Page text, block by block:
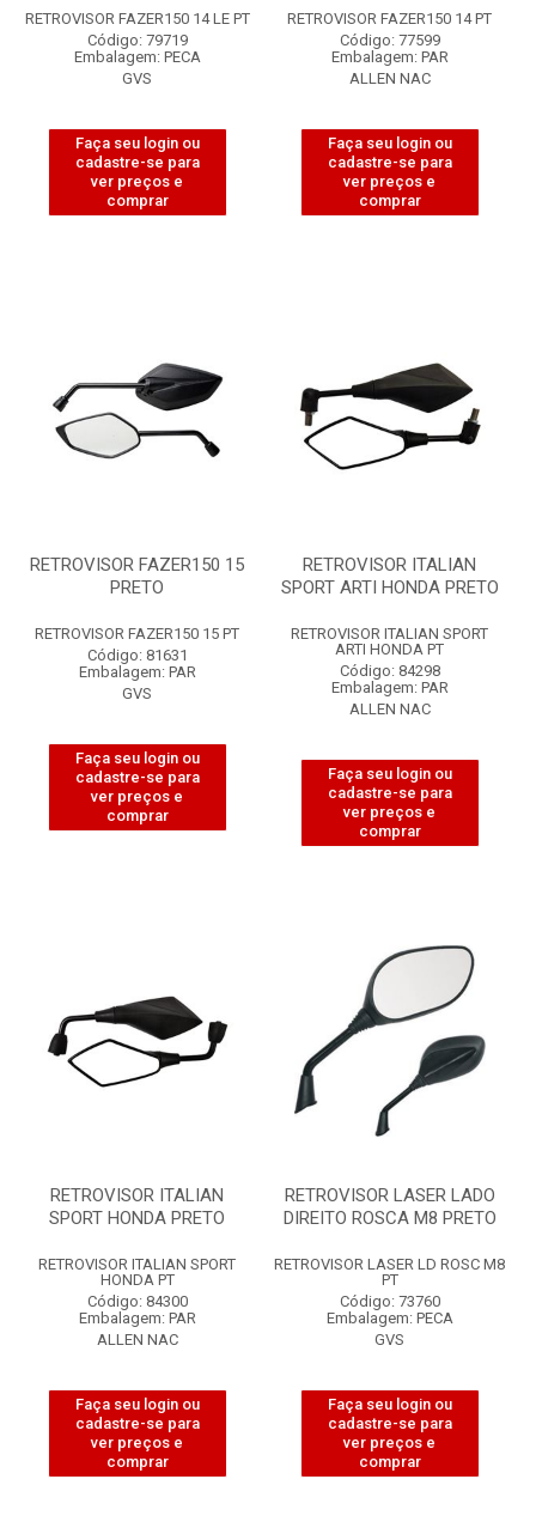
RETROVISOR FAZER150 14 LE PT
Código: 79719
Embalagem: PECA
GVS
Faça seu login ou
cadastre-se para
ver preços e
comprar
RETROVISOR FAZER150 14 PT
Código: 77599
Embalagem: PAR
ALLEN NAC
Faça seu login ou
cadastre-se para
ver preços e
comprar
RETROVISOR FAZER150 15
PRETO
RETROVISOR FAZER150 15 PT
Código: 81631
Embalagem: PAR
GVS
Faça seu login ou
cadastre-se para
ver preços e
comprar
RETROVISOR ITALIAN
SPORT ARTI HONDA PRETO
RETROVISOR ITALIAN SPORT
ARTI HONDA PT
Código: 84298
Embalagem: PAR
ALLEN NAC
Faça seu login ou
cadastre-se para
ver preços e
comprar
RETROVISOR ITALIAN
SPORT HONDA PRETO
RETROVISOR ITALIAN SPORT
HONDA PT
Código: 84300
Embalagem: PAR
ALLEN NAC
Faça seu login ou
cadastre-se para
ver preços e
comprar
RETROVISOR LASER LADO
DIREITO ROSCA M8 PRETO
RETROVISOR LASER LD ROSC M8
PT
Código: 73760
Embalagem: PECA
GVS
Faça seu login ou
cadastre-se para
ver preços e
comprar